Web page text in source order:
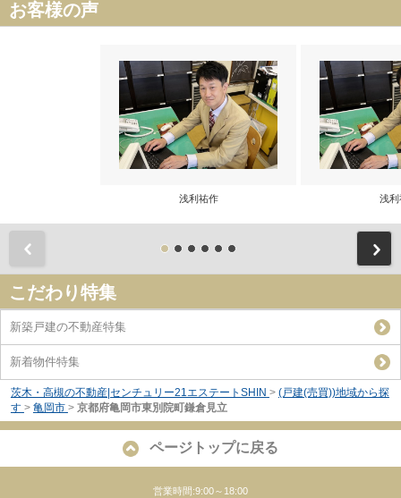
お客様の声
浅利祐作 浅利
こだわり特集
新築戸建の不動産特集
新着物件特集
茨木・高槻の不動産|センチュリー21エステートSHIN > (戸建(売買))地域から探
す > 亀岡市 > 京都府亀岡市東別院町鎌倉見立
ページトップに戻る
営業時間:9:00～18:00